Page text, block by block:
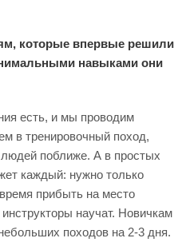
которые впервые решили
навыками они
есть, и мы проводим
в тренировочный поход,
поближе. А в простых
каждый: нужно только
прибыть на место
научат. Новичкам
походов на 2-3 дня.